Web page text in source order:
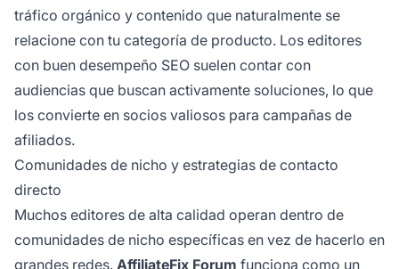
tráfico orgánico y contenido que naturalmente se
relacione con tu categoría de producto. Los editores
con buen desempeño SEO suelen contar con
audiencias que buscan activamente soluciones, lo que
los convierte en socios valiosos para campañas de
afiliados.
Comunidades de nicho y estrategias de contacto
directo
Muchos editores de alta calidad operan dentro de
comunidades de nicho específicas en vez de hacerlo en
grandes redes. AffiliateFix Forum funciona como un